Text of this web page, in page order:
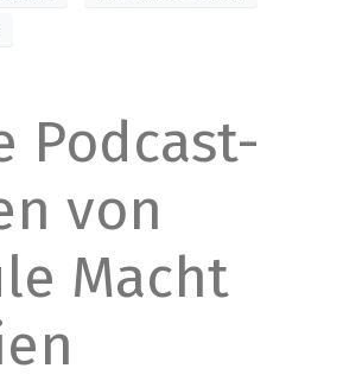
Podcast-
von
Macht